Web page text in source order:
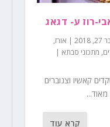
רוז ע- דגאג
2018
| אורז,
, מתכוני סבתא |
קאשיו וצנוברים
קרא עוד